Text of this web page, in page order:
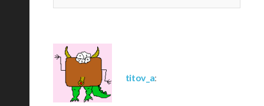
titov_a: